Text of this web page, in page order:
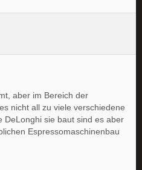
aber im Bereich der
nicht all zu viele verschiedene
DeLonghi sie baut sind es aber
Espressomaschinenbau